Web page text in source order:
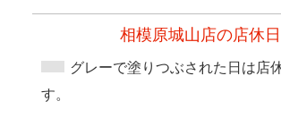
相模原城山店の店休日
グレーで塗りつぶされた日は店
す。